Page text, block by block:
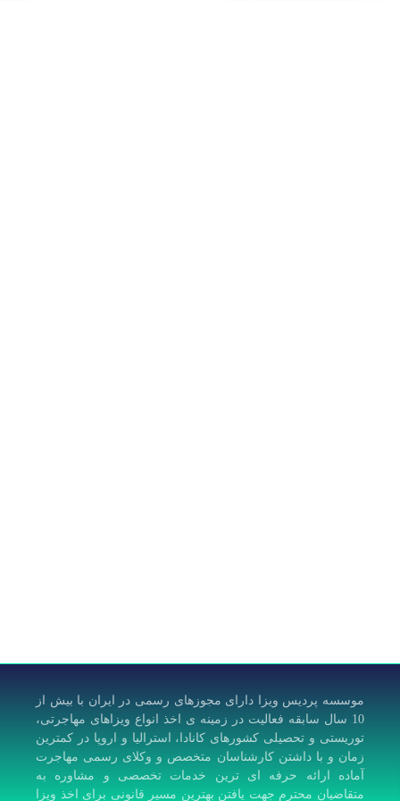
موسسه پردیس ویزا دارای مجوزهای رسمی در ایران با بیش از
10 سال سابقه فعالیت در زمینه ی اخذ انواع ویزاهای مهاجرتی،
توریستی و تحصیلی کشورهای کانادا، استرالیا و اروپا در کمترین
زمان و با داشتن کارشناسان متخصص و وکلای رسمی مهاجرت
آماده ارائه حرفه ای ترین خدمات تخصصی و مشاوره به
متقاضیان محترم جهت یافتن بهترین مسیر قانونی برای اخذ ویزا